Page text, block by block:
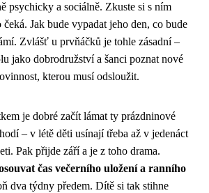
psychicky a sociálně. Zkuste si s ním
Jak bude vypadat jeho den, co bude
Zvlášť u prvňáčků je tohle zásadní –
jako dobrodružství a šanci poznat nové
kterou musí odsloužit.
je dobré začít lámat ty prázdninové
– v létě děti usínají třeba až v jedenáct
Pak přijde září a je z toho drama.
čas večerního uložení a ranního
dva týdny předem. Dítě si tak stihne